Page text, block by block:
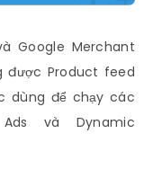
Google Merchant
được Product feed
dùng để chạy các
và Dynamic